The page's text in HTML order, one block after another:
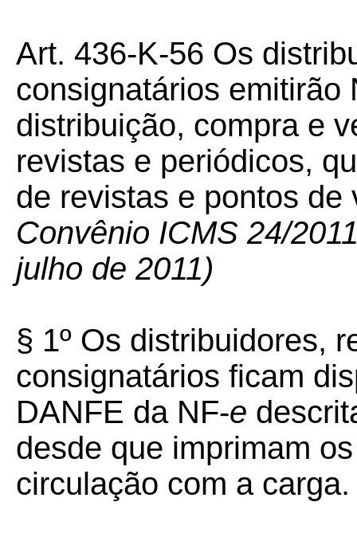
Art. 436-K-56 Os
consignatários emitirão
distribuição, compra e
revistas e periódicos,
de revistas e pontos
Convênio ICMS 24/
julho de 2011)
§ 1º Os distribuidores,
consignatários ficam
DANFE da NF-e
desde que imprimam
circulação com a carga.